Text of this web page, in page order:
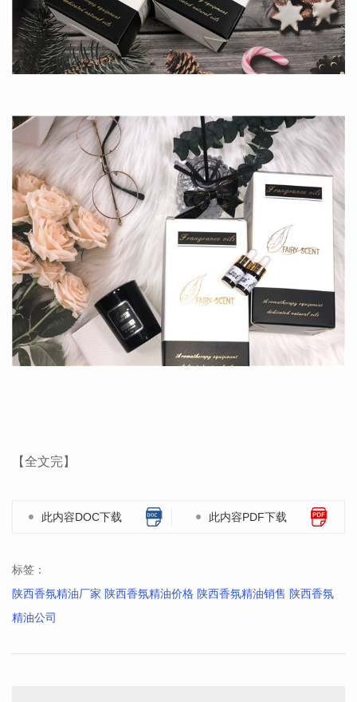
【全文完】
此内容DOC下载 此内容PDF下载
标签：
陕西香氛精油厂家 陕西香氛精油价格 陕西香氛精油销售 陕西香氛
精油公司